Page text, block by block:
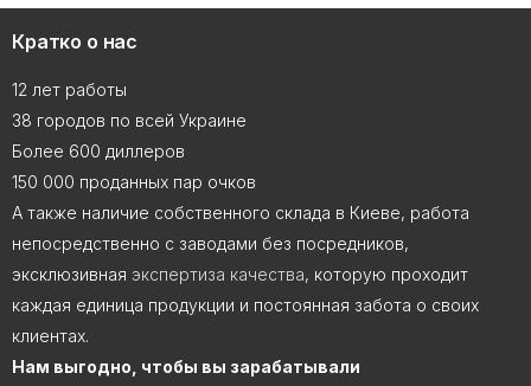
Кратко о нас
12 лет работы
38 городов по всей Украине
Более 600 диллеров
150 000 проданных пар очков
А также наличие собственного склада в Киеве, работа
непосредственно с заводами без посредников,
эксклюзивная экспертиза качества, которую проходит
каждая единица продукции и постоянная забота о своих
клиентах.
Нам выгодно, чтобы вы зарабатывали